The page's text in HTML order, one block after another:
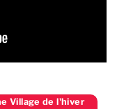
Village de l'hiver